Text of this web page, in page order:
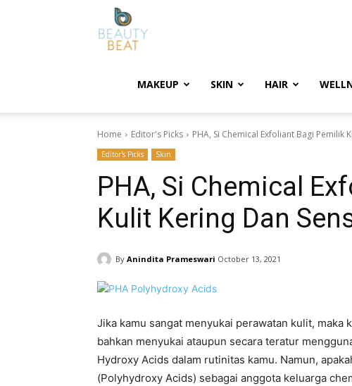
MAKEUP SKIN HAIR
Home Editor's Picks PHA, Si Chemical Exfoliant Bagi Pemilik
Editor's Picks Skin
PHA, Si Chemical
Kulit Kering Dan
By Anindita Prameswari October 13, 2021
Jika kamu sangat menyukai perawatan kulit, maka
bahkan menyukai ataupun secara teratur
Hydroxy Acids dalam rutinitas kamu. Namun,
(Polyhydroxy Acids) sebagai anggota keluarga